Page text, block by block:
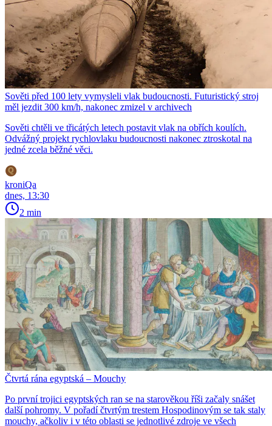
Sověti před 100 lety vymysleli vlak budoucnosti. Futuristický stroj
měl jezdit 300 km/h, nakonec zmizel v archivech
Sověti chtěli ve třicátých letech postavit vlak na obřích koulích.
Odvážný projekt rychlovlaku budoucnosti nakonec ztroskotal na
jedné zcela běžné věci.
kroniQa
dnes, 13:30
2 min
Čtvrtá rána egyptská – Mouchy
Po první trojici egyptských ran se na starověkou říši začaly snášet
další pohromy. V pořadí čtvrtým trestem Hospodinovým se tak staly
mouchy, ačkoliv i v této oblasti se jednotlivé zdroje ve všech